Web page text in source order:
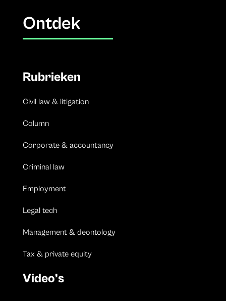
Ontdek
Rubrieken
Civil law & litigation
Column
Corporate & accountancy
Criminal law
Employment
Legal tech
Management & deontology
Tax & private equity
Video’s